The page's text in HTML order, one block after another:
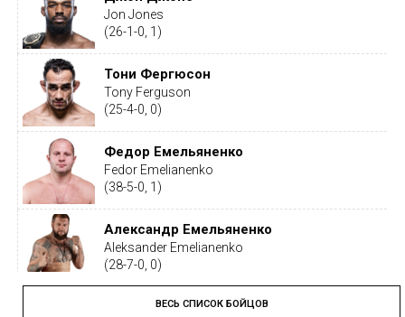
Jon Jones
(26-1-0, 1)
Тони Фергюсон
Tony Ferguson
(25-4-0, 0)
Федор Емельяненко
Fedor Emelianenko
(38-5-0, 1)
Александр Емельяненко
Aleksander Emelianenko
(28-7-0, 0)
Тайрон ВудлиВЕСЬ СПИСОК БОЙЦОВ